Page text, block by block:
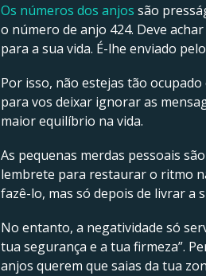
Os números dos anjos são
o número de anjo 424. Deve
para a sua vida. É-lhe enviado
Por isso, não estejas tão
para vos deixar ignorar as
maior equilíbrio na vida.
As pequenas merdas pessoais
lembrete para restaurar o ritmo
fazê-lo, mas só depois de livrar a
No entanto, a negatividade só
tua segurança e a tua firmeza”.
anjos querem que saias da tua